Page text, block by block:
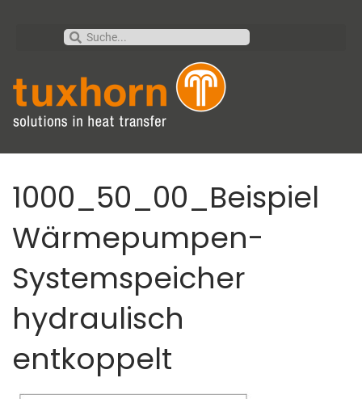
1000_50_00_Beispiel
Wärmepumpen-
Systemspeicher
hydraulisch
entkoppelt